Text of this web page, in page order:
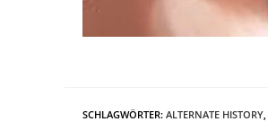
SCHLAGWÖRTER: ALTERNATE HISTORY